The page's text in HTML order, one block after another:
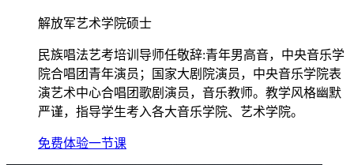
解放军艺术学院硕士
民族唱法艺考培训导师任敬辞:青年男高音，中央音乐学
院合唱团青年演员；国家大剧院演员，中央音乐学院表
演艺术中心合唱团歌剧演员，音乐教师。教学风格幽默
严谨，指导学生考入各大音乐学院、艺术学院。
免费体验一节课